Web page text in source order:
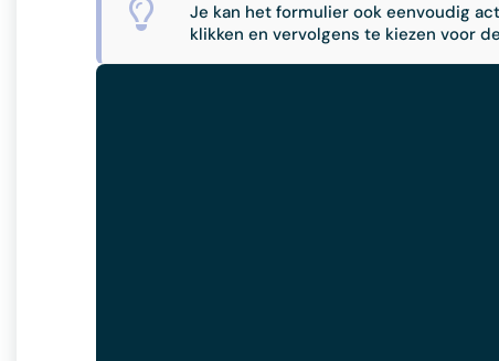
Je kan het formulier ook eenvoudig
klikken en vervolgens te kiezen voor